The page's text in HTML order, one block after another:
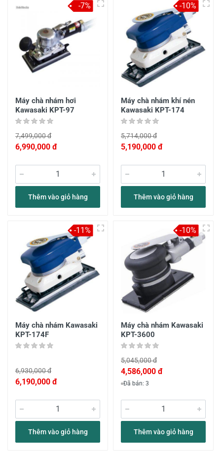
Máy chà nhám hơi
Kawasaki KPT-97
7,499,000 đ
6,990,000 đ
Thêm vào giỏ hàng
-7%
Máy chà nhám khí nén
Kawasaki KPT-174
5,714,000 đ
5,190,000 đ
Thêm vào giỏ hàng
-10%
Máy chà nhám Kawasaki
KPT-174F
6,930,000 đ
6,190,000 đ
Thêm vào giỏ hàng
-11%
Máy chà nhám Kawasaki
KPT-3600
5,045,000 đ
4,586,000 đ
Đã bán: 3
Thêm vào giỏ hàng
-10%